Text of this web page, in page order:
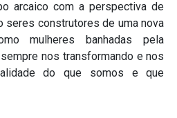
arcaico com a perspectiva de
seres construtores de uma nova
mulheres banhadas pela
nos transformando e nos
do que somos e que